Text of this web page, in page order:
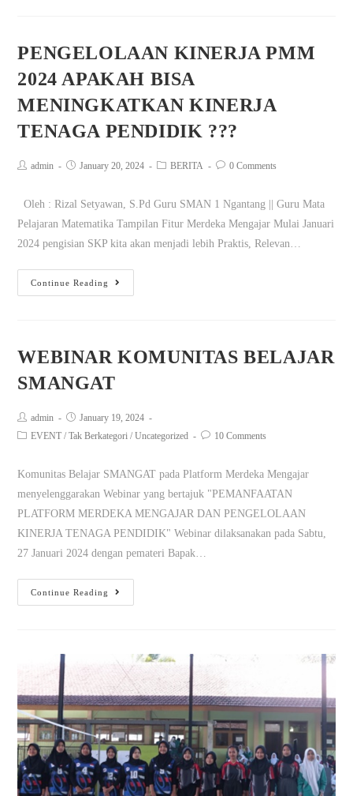
PENGELOLAAN KINERJA PMM
2024 APAKAH BISA
MENINGKATKAN KINERJA
TENAGA PENDIDIK ???
admin January 20, 2024 BERITA 0 Comments
Oleh : Rizal Setyawan, S.Pd Guru SMAN 1 Ngantang || Guru Mata
Pelajaran Matematika Tampilan Fitur Merdeka Mengajar Mulai Januari
2024 pengisian SKP kita akan menjadi lebih Praktis, Relevan…
Continue Reading
WEBINAR KOMUNITAS BELAJAR
SMANGAT
admin
January 19, 2024
EVENT / Tak Berkategori / Uncategorized 10 Comments
Komunitas Belajar SMANGAT pada Platform Merdeka Mengajar
menyelenggarakan Webinar yang bertajuk "PEMANFAATAN
PLATFORM MERDEKA MENGAJAR DAN PENGELOLAAN
KINERJA TENAGA PENDIDIK" Webinar dilaksanakan pada Sabtu,
27 Januari 2024 dengan pemateri Bapak…
Continue Reading